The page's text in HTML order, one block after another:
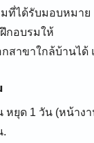
ที่ได้รับมอบหมาย
กอบรมให้
กสาขาใกล้บ้านได้
หยุด 1 วัน (หน้างา
.